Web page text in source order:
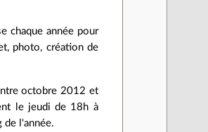
chaque année pour
photo, création de
octobre 2012 et
le jeudi de 18h à
de l'année.